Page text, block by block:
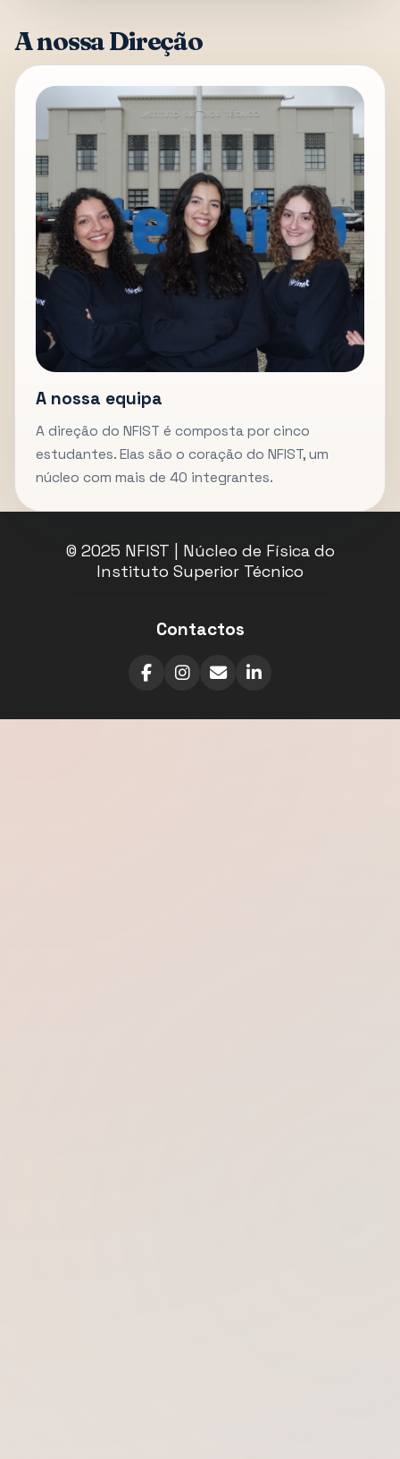
A nossa Direção
A nossa equipa
A direção do NFIST é composta por cinco
estudantes. Elas são o coração do NFIST, um
núcleo com mais de 40 integrantes.
© 2025 NFIST | Núcleo de Física do
Instituto Superior Técnico
Contactos